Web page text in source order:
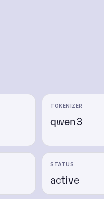
TOKENIZER
qwen3
STATUS
active